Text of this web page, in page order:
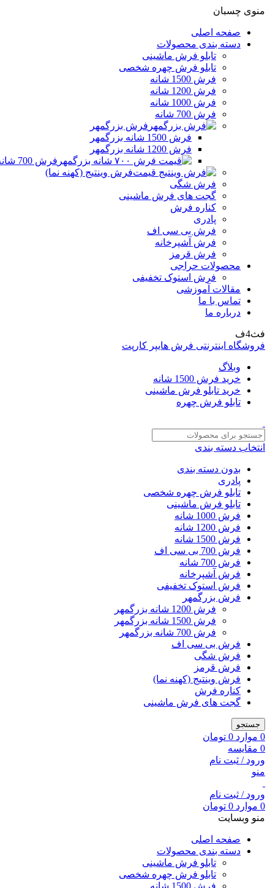
منوی چسبان
صفحه اصلی
دسته بندی محصولات
تابلو فرش ماشینی
تابلو فرش چهره شخصی
فرش 1500 شانه
فرش 1200 شانه
فرش 1000 شانه
فرش 700 شانه
فرش بزرگمهر
فرش 1500 شانه بزرگمهر
فرش 1200 شانه بزرگمهر
فرش 700 شانه بزرگمهر
فرش وینتیج (کهنه نما)
فرش شگی
گجت های فرش ماشینی
کناره فرش
پادری
فرش بی سی اف
فرش آشپرخانه
فرش قرمز
محصولات حراجی
فرش استوک تخفیفی
مقالات آموزشی
تماس با ما
درباره ما
فث4ف
فروشگاه اینترنتی فرش هایپر کارپت
وبلاگ
خرید فرش 1500 شانه
خرید تابلو فرش ماشینی
تابلو فرش چهره
انتخاب دسته بندی
بدون دسته بندی
پادری
تابلو فرش چهره شخصی
تابلو فرش ماشینی
فرش 1000 شانه
فرش 1200 شانه
فرش 1500 شانه
فرش 700 بی سی اف
فرش 700 شانه
فرش آشپرخانه
فرش استوک تخفیفی
فرش بزرگمهر
فرش 1200 شانه بزرگمهر
فرش 1500 شانه بزرگمهر
فرش 700 شانه بزرگمهر
فرش بی سی اف
فرش شگی
فرش قرمز
فرش وینتیج (کهنه نما)
کناره فرش
گجت های فرش ماشینی
جستجو
0 موارد 0 تومان
0 مقایسه
ورود / ثبت نام
منو
ورود / ثبت نام
0 موارد 0 تومان
منو وبسایت
صفحه اصلی
دسته بندی محصولات
تابلو فرش ماشینی
تابلو فرش چهره شخصی
فرش 1500 شانه